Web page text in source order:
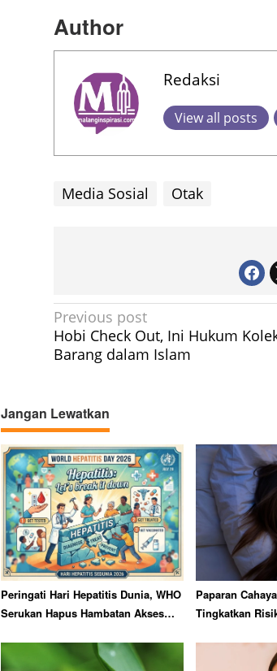
Author
Redaksi
View all posts
Media Sosial Otak
P
o
s
n
a
v
i
g
a
t
i
o
n
Previous post
Hobi Check Out, Ini Hukum
Barang dalam Islam
Jangan Lewatkan
Peringati Hari Hepatitis Dunia, WHO
Serukan Hapus Hambatan Akses
Paparan
Tingkatkan